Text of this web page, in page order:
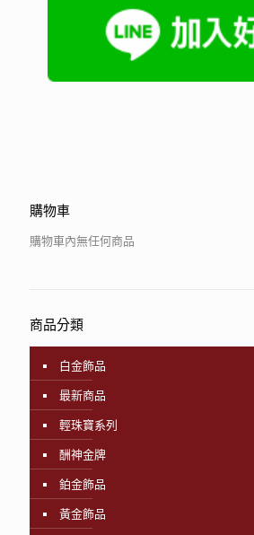
購物車
購物車內無任何商品
商品分類
白金飾品
最新商品
輕珠寶系列
酬神金牌
鉑金飾品
黃金飾品